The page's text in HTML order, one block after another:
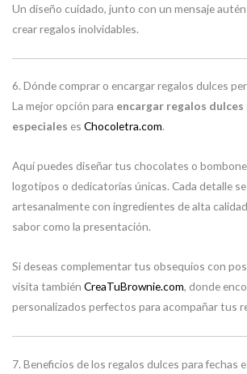
Un diseño cuidado, junto con un mensaje
crear regalos inolvidables.
6. Dónde comprar o encargar regalos dulces
La mejor opción para encargar regalos dulces
especiales es Chocoletra.com.
Aquí puedes diseñar tus chocolates o
logotipos o dedicatorias únicas. Cada detalle
artesanalmente con ingredientes de alta
sabor como la presentación.
Si deseas complementar tus obsequios con
visita también CreaTuBrownie.com, donde
personalizados perfectos para acompañar tus
7. Beneficios de los regalos dulces para fechas